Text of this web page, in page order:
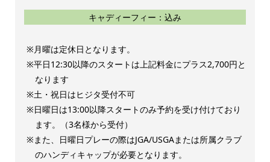
キャディーフィー：込み
月曜は定休日となります。
平日12:30以降のスタートは上記料金にプラス2,700円と
なります
土・祝日はヒジタ受付不可
日曜日は13:00以降スタートのみ予約を受け付けており
ます。（3名様から受付）
また、日曜日プレーの際はJGA/USGAまたは所属クラブ
のハンディキャップが必要となります。